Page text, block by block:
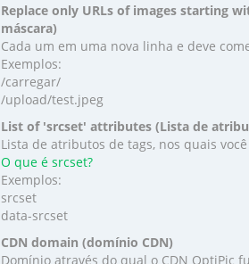
Replace only URLs of images starting
máscara)
Cada um em uma nova linha e deve
Exemplos:
/carregar/
/upload/test.jpeg
List of 'srcset' attributes (Lista de
Lista de atributos de tags, nos quais
O que é srcset?
Exemplos:
srcset
data-srcset
CDN domain (domínio CDN)
Domínio através do qual o CDN OptiPic